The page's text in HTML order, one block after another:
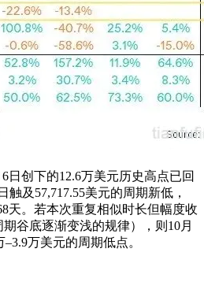
日创下的12.6万美元历史高点已回
触及57,717.55美元的周期新低，
天。若本次重复相似时长但幅度收
谷底逐渐变浅的规律），则10月
万美元的周期低点。